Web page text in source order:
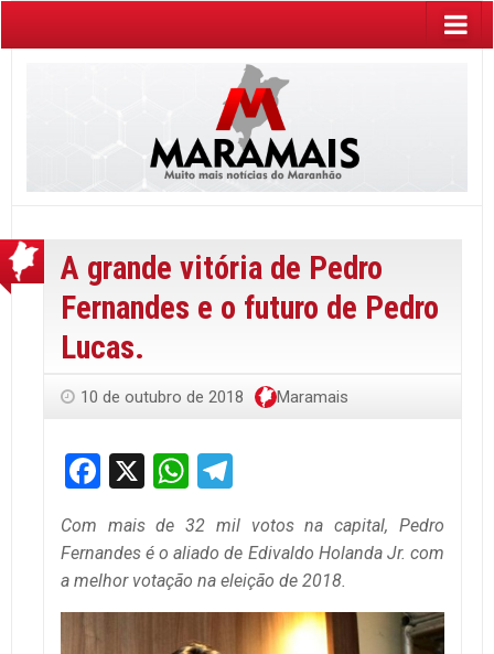
A grande vitória de Pedro
Fernandes e o futuro de Pedro
Lucas.
10 de outubro de 2018 Maramais
Facebook
X WhatsApp
Com mais de 32 mil votos na capital, Pedro
Fernandes é o aliado de Edivaldo Holanda Jr. com
a melhor votação na eleição de 2018.